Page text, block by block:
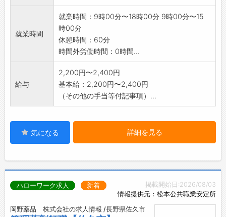
就業時間
就業時間：9時00分〜18時00分 9時00分〜15
時00分
休憩時間：60分
時間外労働時間：0時間...
給与
2,200円〜2,400円
基本給：2,200円〜2,400円
（その他の手当等付記事項）...
気になる 詳細を見る
掲載開始日:2026/08/03
情報提供元：松本公共職業安定所
ハローワーク求人 新着
岡野薬品 株式会社の求人情報 /長野県佐久市